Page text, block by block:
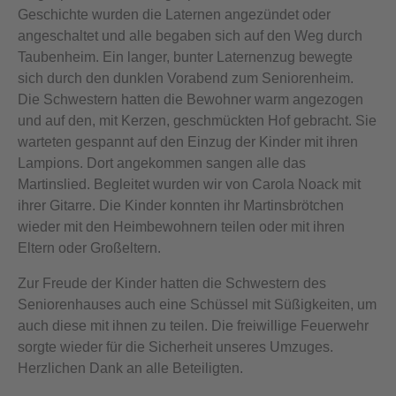
Geschichte wurden die Laternen angezündet oder
angeschaltet und alle begaben sich auf den Weg durch
Taubenheim. Ein langer, bunter Laternenzug bewegte
sich durch den dunklen Vorabend zum Seniorenheim.
Die Schwestern hatten die Bewohner warm angezogen
und auf den, mit Kerzen, geschmückten Hof gebracht. Sie
warteten gespannt auf den Einzug der Kinder mit ihren
Lampions. Dort angekommen sangen alle das
Martinslied. Begleitet wurden wir von Carola Noack mit
ihrer Gitarre. Die Kinder konnten ihr Martinsbrötchen
wieder mit den Heimbewohnern teilen oder mit ihren
Eltern oder Großeltern.
Zur Freude der Kinder hatten die Schwestern des
Seniorenhauses auch eine Schüssel mit Süßigkeiten, um
auch diese mit ihnen zu teilen. Die freiwillige Feuerwehr
sorgte wieder für die Sicherheit unseres Umzuges.
Herzlichen Dank an alle Beteiligten.